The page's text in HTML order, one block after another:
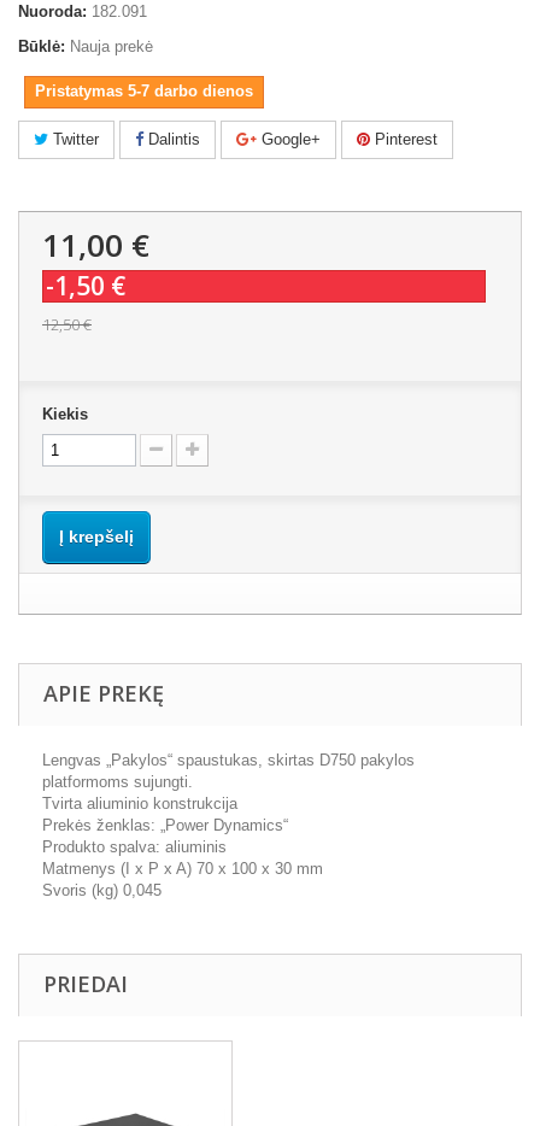
Nuoroda: 182.091
Būklė: Nauja prekė
Pristatymas 5-7 darbo dienos
Twitter Dalintis Google+ Pinterest
11,00 €
-1,50 €
12,50 €
Kiekis
Į krepšelį
APIE PREKĘ
Lengvas „Pakylos“ spaustukas, skirtas D750 pakylos
platformoms sujungti.
Tvirta aliuminio konstrukcija
Prekės ženklas: „Power Dynamics“
Produkto spalva: aliuminis
Matmenys (I x P x A) 70 x 100 x 30 mm
Svoris (kg) 0,045
PRIEDAI